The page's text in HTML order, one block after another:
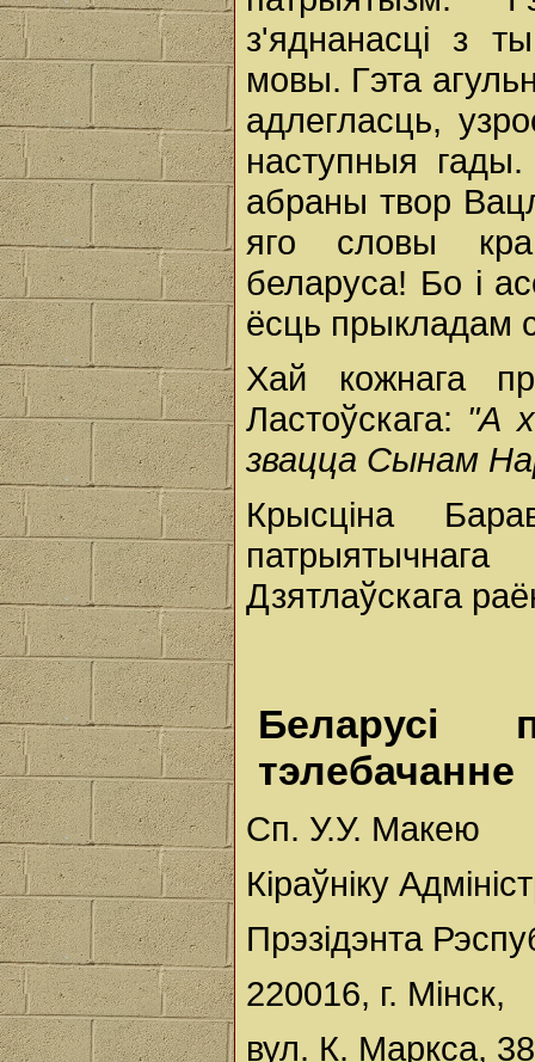
з'яднанасці з
мовы. Гэта
адлегласць,
наступныя
абраны твор
яго словы
беларуса! Бо і
ёсць прыкладам
Хай кожнага
Ластоўскага: "А
звацца Сынам
Крысціна
Дзятлаўскага
Беларусі
тэлебачанне
Сп. У.У. Макею
Кіраўніку
Прэзідэнта
220016, г. Мінск,
вул. К. Маркса, 38